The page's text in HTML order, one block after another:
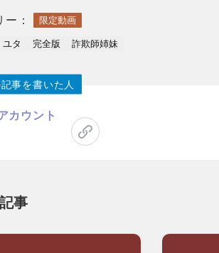
ー： 限定動画
ユタ 完全版 詐欺師姉妹
事を書いた人
カウント
事